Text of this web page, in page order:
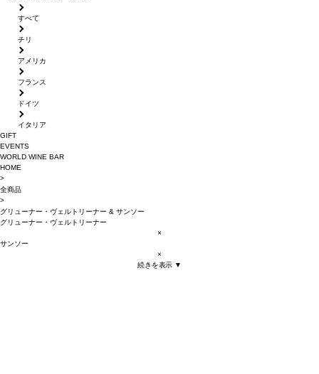
すべて
チリ
アメリカ
フランス
ドイツ
イタリア
GIFT
EVENTS
WORLD WINE BAR
HOME
>
全商品
>
グリューナー・ヴェルトリーナー & サンソー
グリューナー・ヴェルトリーナー
×
サンソー
×
続きを表示 ▼